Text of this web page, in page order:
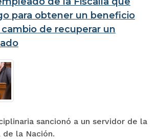
para obtener un beneficio
de recuperar un
sancionó a un servidor de la
de la Nación.